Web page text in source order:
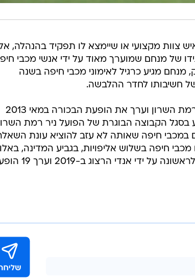
צוות מקצועי או שיימצא לו תפקיד בהנהלה,
של מנחם שמוערך מאוד על ידי אנשי מכבי
מגיע כרגיל לאימוני מכבי חיפה בשנה
חשיבותו לחדר ההלבשה.
מנחם החל את קריירת הבוגרים בהפועל ניר רמת השרון וערך את הופעת הבכורה במאי 2013
בסגל הקבוצה הבוגרת של הפועל ניר רמת
עשה ביוני 2015, אז חתם במכבי חיפה שאותה לא עזב להוציא עונת
ב-2017/18. הוא זכה עם מכבי חיפה בשלוש אליפויות, בגביע המדינה,
אנדי הרצוג ב-2019 וערך 19 הופעות.